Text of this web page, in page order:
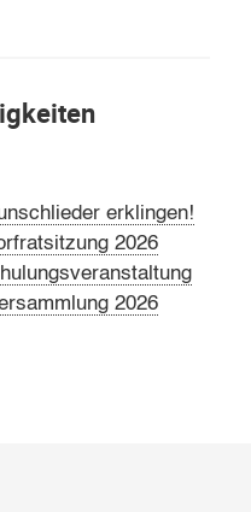
erklingen!
2026
2026